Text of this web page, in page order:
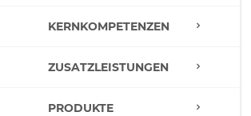
KERNKOMPETENZEN
ZUSATZLEISTUNGEN
PRODUKTE